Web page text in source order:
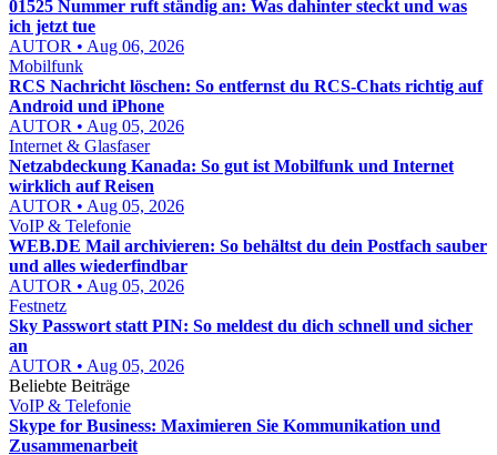
01525 Nummer ruft ständig an: Was dahinter steckt und was
ich jetzt tue
AUTOR • Aug 06, 2026
Mobilfunk
RCS Nachricht löschen: So entfernst du RCS-Chats richtig auf
Android und iPhone
AUTOR • Aug 05, 2026
Internet & Glasfaser
Netzabdeckung Kanada: So gut ist Mobilfunk und Internet
wirklich auf Reisen
AUTOR • Aug 05, 2026
VoIP & Telefonie
WEB.DE Mail archivieren: So behältst du dein Postfach sauber
und alles wiederfindbar
AUTOR • Aug 05, 2026
Festnetz
Sky Passwort statt PIN: So meldest du dich schnell und sicher
an
AUTOR • Aug 05, 2026
Beliebte Beiträge
VoIP & Telefonie
Skype for Business: Maximieren Sie Kommunikation und
Zusammenarbeit